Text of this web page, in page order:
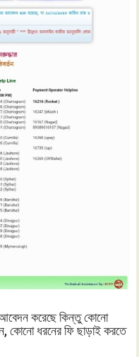
আবেদন করেছে কিন্তু কোনো
কোনো ধরনের ফি ছাড়াই করতে